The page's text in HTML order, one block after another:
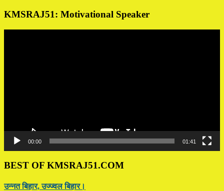
KMSRAJ51: Motivational Speaker
00:00 01:41
BEST OF KMSRAJ51.COM
उन्नत बिहार, उज्ज्वल बिहार।